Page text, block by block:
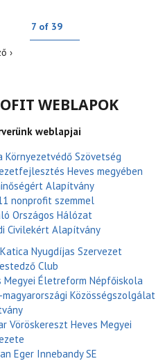
7 of 39
›
WEBLAPOK
weblapjai
Környezetvédő Szövetség
Heves megyében
Alapítvány
nonprofit szemmel
Országos Hálózat
Civilekért Alapítvány
Nyugdíjas Szervezet
Club
Megyei Életreform Népfőiskola
Közösségszolgálat
Vöröskereszt Heves Megyei
Eger Innebandy SE